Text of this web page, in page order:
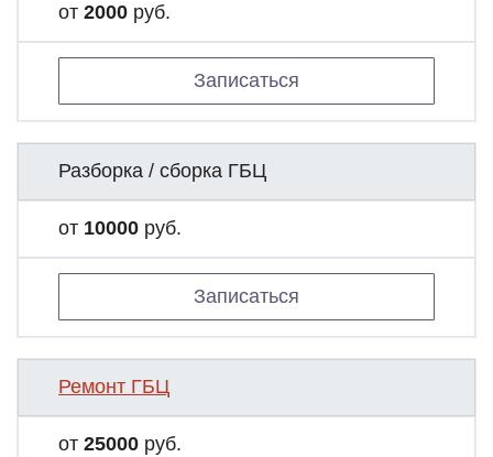
от 2000 руб.
Записаться
Разборка / сборка ГБЦ
от 10000 руб.
Записаться
Ремонт ГБЦ
от 25000 руб.